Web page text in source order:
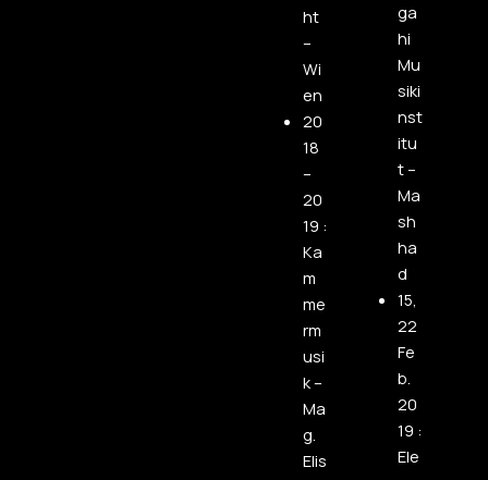
ht
–
Wi
en
20
18
–
20
19 :
Ka
m
me
rm
usi
k –
Ma
g.
Elis
ga
hi
Mu
siki
nst
itu
t –
Ma
sh
ha
d
15,
22
Fe
b.
20
19 :
Ele